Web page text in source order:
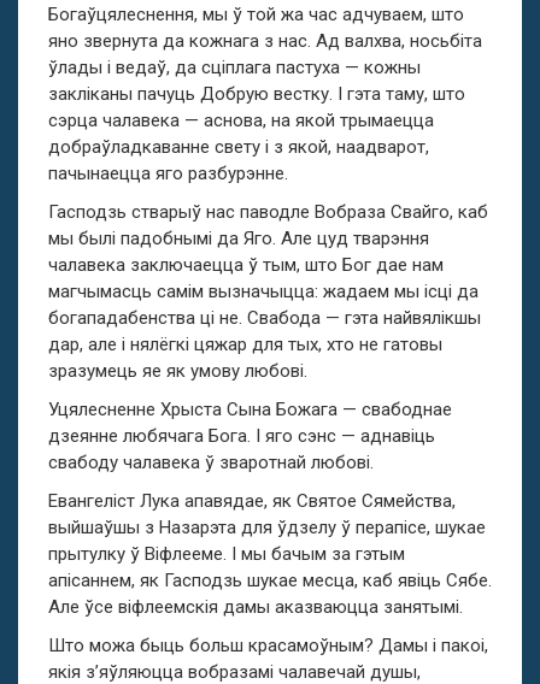
Богаўцялеснення, мы ў той жа час адчуваем, што
яно звернута да кожнага з нас. Ад валхва, носьбіта
ўлады і ведаў, да сціплага пастуха — кожны
закліканы пачуць Добрую вестку. I гэта таму, што
сэрца чалавека — аснова, на якой трымаецца
добраўладкаванне свету і з якой, наадварот,
пачынаецца яго разбурэнне.
Гасподзь стварыў нас паводле Вобраза Свайго, каб
мы былі падобнымі да Яго. Але цуд тварэння
чалавека заключаецца ў тым, што Бог дае нам
магчымасць самім вызначыцца: жадаем мы ісці да
богападабенства ці не. Свабода — гэта найвялікшы
дар, але і нялёгкі цяжар для тых, хто не гатовы
зразумець яе як умову любові.
Уцялесненне Хрыста Сына Божага — свабоднае
дзеянне любячага Бога. I яго сэнс — аднавіць
свабоду чалавека ў зваротнай любові.
Евангеліст Лука апавядае, як Святое Сямейства,
выйшаўшы з Назарэта для ўдзелу ў перапісе, шукае
прытулку ў Віфлееме. I мы бачым за гэтым
апісаннем, як Гасподзь шукае месца, каб явіць Сябе.
Але ўсе віфлеемскія дамы аказваюцца занятымі.
Што можа быць больш красамоўным? Дамы і пакоі,
якія з’яўляюцца вобразамі чалавечай душы,